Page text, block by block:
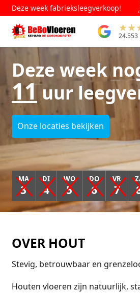
Deze week fabrieksleegverkoop!
24.553
Deze week
11uur
Onze locaties bekijken
MA
3
DI
4
WO
5
DO
6
VR
7
OVER HOUT
Stevig, betrouwbaar en
Houten vloeren zijn natuurlijk,